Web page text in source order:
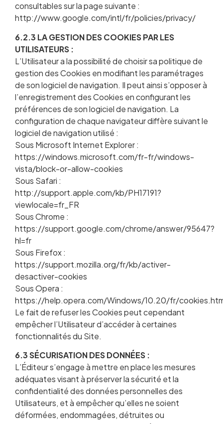
consultables sur la page suivante :
http://www.google.com/intl/fr/policies/privacy/
6.2.3 LA GESTION DES COOKIES PAR LES
UTILISATEURS :
L’Utilisateur a la possibilité de choisir sa politique de
gestion des Cookies en modifiant les paramétrages
de son logiciel de navigation. Il peut ainsi s’opposer à
l’enregistrement des Cookies en configurant les
préférences de son logiciel de navigation. La
configuration de chaque navigateur diffère suivant le
logiciel de navigation utilisé :
Sous Microsoft Internet Explorer :
https://windows.microsoft.com/fr-fr/windows-
vista/block-or-allow-cookies
Sous Safari :
http://support.apple.com/kb/PH17191?
viewlocale=fr_FR
Sous Chrome :
https://support.google.com/chrome/answer/95647?
hl=fr
Sous Firefox :
https://support.mozilla.org/fr/kb/activer-
desactiver-cookies
Sous Opera :
https://help.opera.com/Windows/10.20/fr/
Le fait de refuser les Cookies peut cependant
empêcher l’Utilisateur d’accéder à certaines
fonctionnalités du Site.
6.3 SÉCURISATION DES DONNÉES :
L’Éditeur s’engage à mettre en place les mesures
adéquates visant à préserver la sécurité et la
confidentialité des données personnelles des
Utilisateurs, et à empêcher qu’elles ne soient
déformées, endommagées, détruites ou